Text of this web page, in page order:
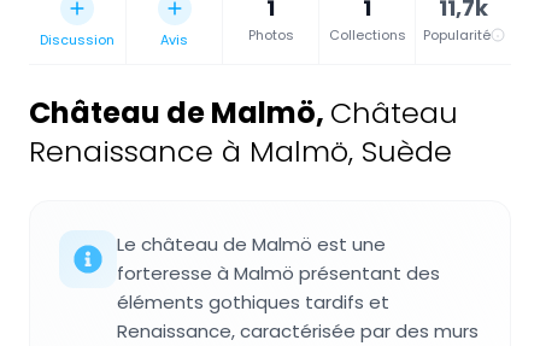
Discussion Avis
1
Photos
1
Collections
11,7k
Popularité
Château de Malmö, Château
Renaissance à Malmö, Suède
Le château de Malmö est une
forteresse à Malmö présentant des
éléments gothiques tardifs et
Renaissance, caractérisée par des murs